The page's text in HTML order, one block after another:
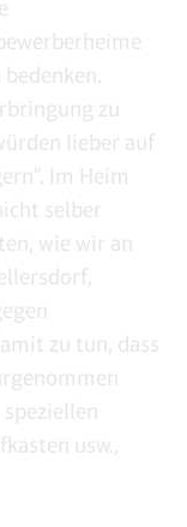
zu
lieber auf
Im Heim
selber
wie wir an
zu tun, dass
usw.,